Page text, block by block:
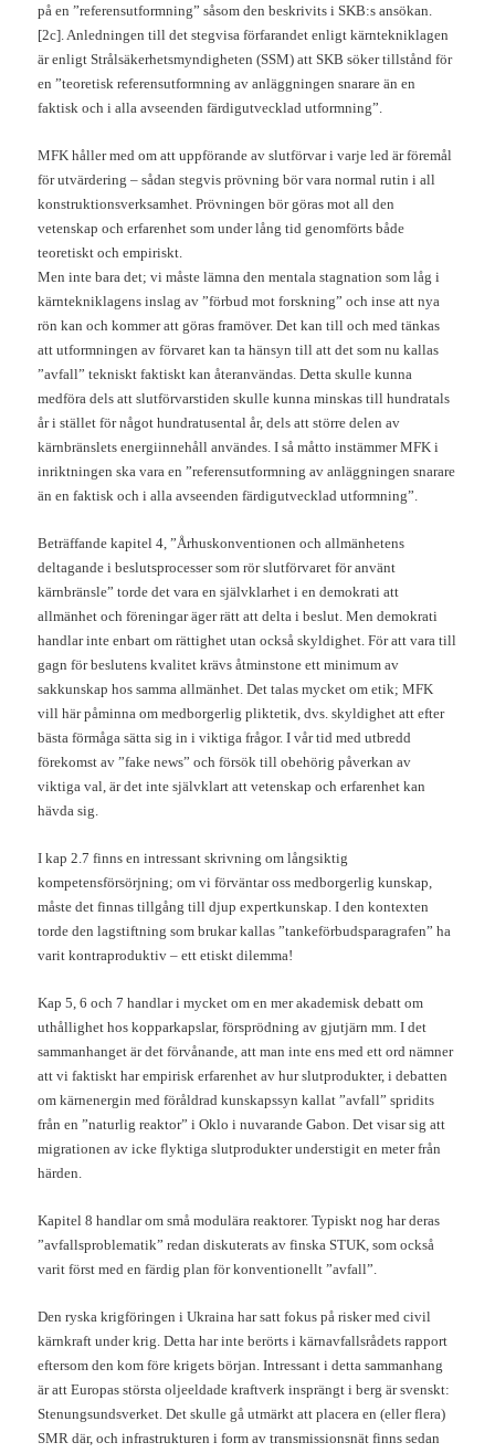
på en ”referensutformning” såsom den beskrivits i SKB:s ansökan.
[2c]. Anledningen till det stegvisa förfarandet enligt kärntekniklagen
är enligt Strålsäkerhetsmyndigheten (SSM) att SKB söker tillstånd för
en ”teoretisk referensutformning av anläggningen snarare än en
faktisk och i alla avseenden färdigutvecklad utformning”.
MFK håller med om att uppförande av slutförvar i varje led är föremål
för utvärdering – sådan stegvis prövning bör vara normal rutin i all
konstruktionsverksamhet. Prövningen bör göras mot all den
vetenskap och erfarenhet som under lång tid genomförts både
teoretiskt och empiriskt.
Men inte bara det; vi måste lämna den mentala stagnation som låg i
kärntekniklagens inslag av ”förbud mot forskning” och inse att nya
rön kan och kommer att göras framöver. Det kan till och med tänkas
att utformningen av förvaret kan ta hänsyn till att det som nu kallas
”avfall” tekniskt faktiskt kan återanvändas. Detta skulle kunna
medföra dels att slutförvarstiden skulle kunna minskas till hundratals
år i stället för något hundratusental år, dels att större delen av
kärnbränslets energiinnehåll användes. I så måtto instämmer MFK i
inriktningen ska vara en ”referensutformning av anläggningen snarare
än en faktisk och i alla avseenden färdigutvecklad utformning”.
Beträffande kapitel 4, ”Århuskonventionen och allmänhetens
deltagande i beslutsprocesser som rör slutförvaret för använt
kärnbränsle” torde det vara en självklarhet i en demokrati att
allmänhet och föreningar äger rätt att delta i beslut. Men demokrati
handlar inte enbart om rättighet utan också skyldighet. För att vara till
gagn för beslutens kvalitet krävs åtminstone ett minimum av
sakkunskap hos samma allmänhet. Det talas mycket om etik; MFK
vill här påminna om medborgerlig pliktetik, dvs. skyldighet att efter
bästa förmåga sätta sig in i viktiga frågor. I vår tid med utbredd
förekomst av ”fake news” och försök till obehörig påverkan av
viktiga val, är det inte självklart att vetenskap och erfarenhet kan
hävda sig.
I kap 2.7 finns en intressant skrivning om långsiktig
kompetensförsörjning; om vi förväntar oss medborgerlig kunskap,
måste det finnas tillgång till djup expertkunskap. I den kontexten
torde den lagstiftning som brukar kallas ”tankeförbudsparagrafen” ha
varit kontraproduktiv – ett etiskt dilemma!
Kap 5, 6 och 7 handlar i mycket om en mer akademisk debatt om
uthållighet hos kopparkapslar, försprödning av gjutjärn mm. I det
sammanhanget är det förvånande, att man inte ens med ett ord nämner
att vi faktiskt har empirisk erfarenhet av hur slutprodukter, i debatten
om kärnenergin med föråldrad kunskapssyn kallat ”avfall” spridits
från en ”naturlig reaktor” i Oklo i nuvarande Gabon. Det visar sig att
migrationen av icke flyktiga slutprodukter understigit en meter från
härden.
Kapitel 8 handlar om små modulära reaktorer. Typiskt nog har deras
”avfallsproblematik” redan diskuterats av finska STUK, som också
varit först med en färdig plan för konventionellt ”avfall”.
Den ryska krigföringen i Ukraina har satt fokus på risker med civil
kärnkraft under krig. Detta har inte berörts i kärnavfallsrådets rapport
eftersom den kom före krigets början. Intressant i detta sammanhang
är att Europas största oljeeldade kraftverk insprängt i berg är svenskt:
Stenungsundsverket. Det skulle gå utmärkt att placera en (eller flera)
SMR där, och infrastrukturen i form av transmissionsnät finns sedan